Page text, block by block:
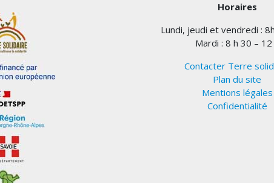
Horaires
Lundi, jeudi et vendredi :
Mardi : 8 h 30 – 12
Contacter Terre
Plan du site
Mentions légales
Confidentialité